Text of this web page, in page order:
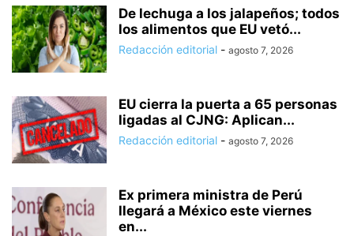
De lechuga a los jalapeños; todos
los alimentos que EU vetó...
Redacción editorial - agosto 7, 2026
EU cierra la puerta a 65 personas
ligadas al CJNG: Aplican...
Redacción editorial - agosto 7, 2026
Ex primera ministra de Perú
llegará a México este viernes
en...